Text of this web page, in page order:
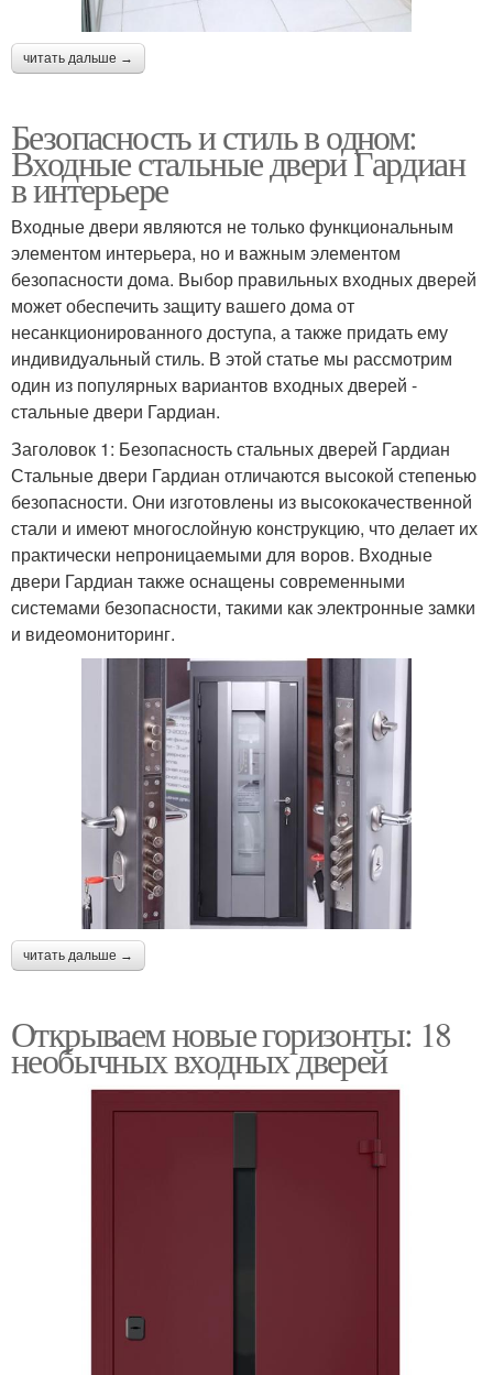
читать дальше →
Безопасность и стиль в одном:
Входные стальные двери Гардиан
в интерьере
Входные двери являются не только функциональным
элементом интерьера, но и важным элементом
безопасности дома. Выбор правильных входных дверей
может обеспечить защиту вашего дома от
несанкционированного доступа, а также придать ему
индивидуальный стиль. В этой статье мы рассмотрим
один из популярных вариантов входных дверей -
стальные двери Гардиан.
Заголовок 1: Безопасность стальных дверей Гардиан
Стальные двери Гардиан отличаются высокой степенью
безопасности. Они изготовлены из высококачественной
стали и имеют многослойную конструкцию, что делает их
практически непроницаемыми для воров. Входные
двери Гардиан также оснащены современными
системами безопасности, такими как электронные замки
и видеомониторинг.
читать дальше →
Открываем новые горизонты: 18
необычных входных дверей